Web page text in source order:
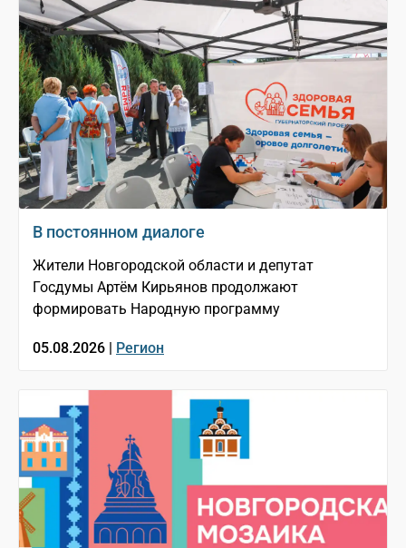
В постоянном диалоге
Жители Новгородской области и депутат
Госдумы Артём Кирьянов продолжают
формировать Народную программу
05.08.2026 | Регион